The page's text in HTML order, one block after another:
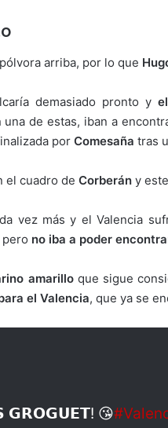
arriba, por lo que
demasiado pronto y
una de estas, iban a
por Comesaña tras
el cuadro de Corberán y
vez más y el Valencia
pero no iba a poder
amarilloque sigue
el Valencia, que ya se
𝗚𝗥𝗢𝗚𝗨𝗘𝗧! 😘